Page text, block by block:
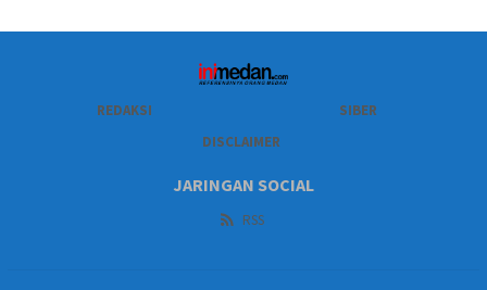
REDAKSI
SIBER
DISCLAIMER
JARINGAN SOCIAL
RSS